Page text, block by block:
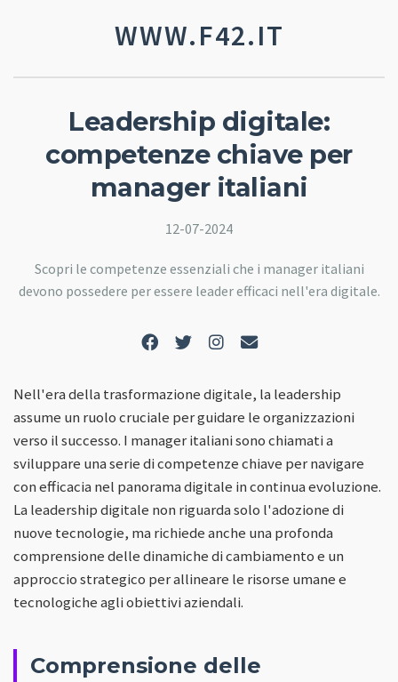
WWW.F42.IT
Leadership digitale:
competenze chiave per
manager italiani
12-07-2024
Scopri le competenze essenziali che i manager italiani
devono possedere per essere leader efficaci nell'era digitale.
Nell'era della trasformazione digitale, la leadership
assume un ruolo cruciale per guidare le organizzazioni
verso il successo. I manager italiani sono chiamati a
sviluppare una serie di competenze chiave per navigare
con efficacia nel panorama digitale in continua evoluzione.
La leadership digitale non riguarda solo l'adozione di
nuove tecnologie, ma richiede anche una profonda
comprensione delle dinamiche di cambiamento e un
approccio strategico per allineare le risorse umane e
tecnologiche agli obiettivi aziendali.
Comprensione delle